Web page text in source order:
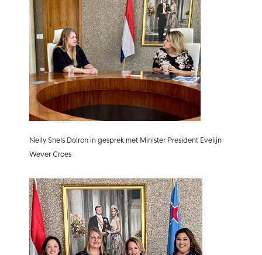
Nelly Snels Dolron in gesprek met Minister President Evelijn
Wever Croes